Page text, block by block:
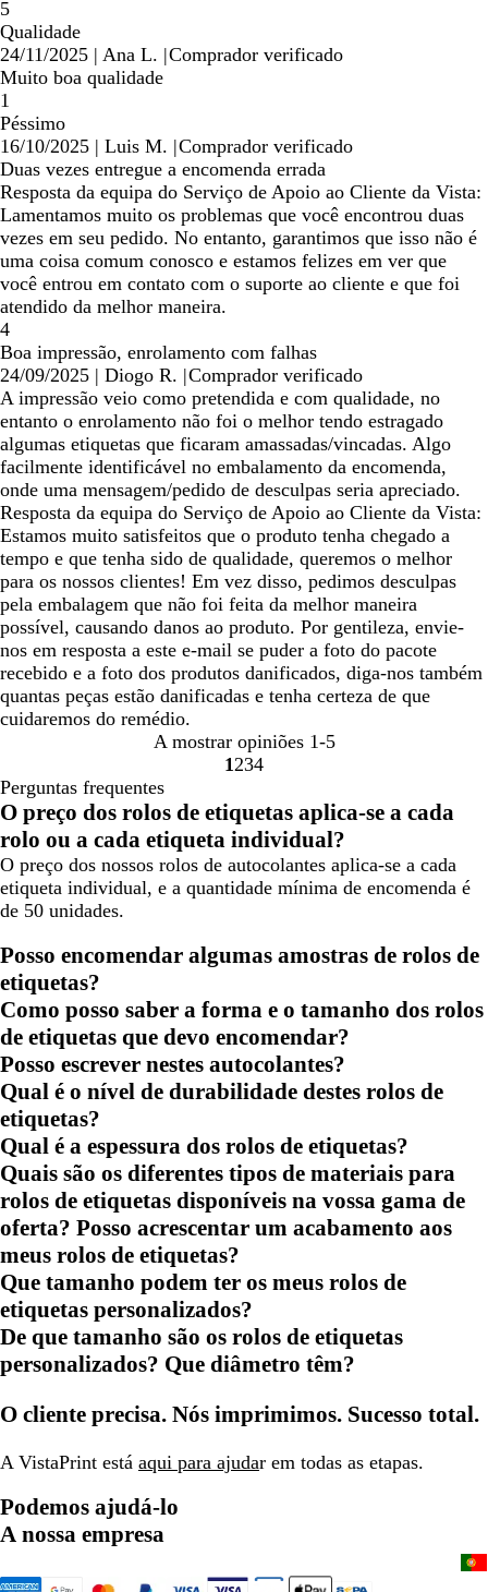
5
Qualidade
24/11/2025 | Ana L. |Comprador verificado
Muito boa qualidade
1
Péssimo
16/10/2025 | Luis M. |Comprador verificado
Duas vezes entregue a encomenda errada
Resposta da equipa do Serviço de Apoio ao Cliente da Vista:
Lamentamos muito os problemas que você encontrou duas
vezes em seu pedido. No entanto, garantimos que isso não é
uma coisa comum conosco e estamos felizes em ver que
você entrou em contato com o suporte ao cliente e que foi
atendido da melhor maneira.
4
Boa impressão, enrolamento com falhas
24/09/2025 | Diogo R. |Comprador verificado
A impressão veio como pretendida e com qualidade, no
entanto o enrolamento não foi o melhor tendo estragado
algumas etiquetas que ficaram amassadas/vincadas. Algo
facilmente identificável no embalamento da encomenda,
onde uma mensagem/pedido de desculpas seria apreciado.
Resposta da equipa do Serviço de Apoio ao Cliente da Vista:
Estamos muito satisfeitos que o produto tenha chegado a
tempo e que tenha sido de qualidade, queremos o melhor
para os nossos clientes! Em vez disso, pedimos desculpas
pela embalagem que não foi feita da melhor maneira
possível, causando danos ao produto. Por gentileza, envie-
nos em resposta a este e-mail se puder a foto do pacote
recebido e a foto dos produtos danificados, diga-nos também
quantas peças estão danificadas e tenha certeza de que
cuidaremos do remédio.
A mostrar opiniões 1-5
Ir
a
página
1 Ir
a
página
2 Ir
a
página
3Ir
a
página
4
Perguntas frequentes
O preço dos rolos de etiquetas aplica-se a cada
rolo ou a cada etiqueta individual?
O preço dos nossos rolos de autocolantes aplica-se a cada
etiqueta individual, e a quantidade mínima de encomenda é
de 50 unidades.
Posso encomendar algumas amostras de rolos de
etiquetas?
Como posso saber a forma e o tamanho dos rolos
de etiquetas que devo encomendar?
Posso escrever nestes autocolantes?
Qual é o nível de durabilidade destes rolos de
etiquetas?
Qual é a espessura dos rolos de etiquetas?
Quais são os diferentes tipos de materiais para
rolos de etiquetas disponíveis na vossa gama de
oferta? Posso acrescentar um acabamento aos
meus rolos de etiquetas?
Que tamanho podem ter os meus rolos de
etiquetas personalizados?
De que tamanho são os rolos de etiquetas
personalizados? Que diâmetro têm?
O cliente precisa. Nós imprimimos. Sucesso total.
A VistaPrint está aqui para ajudar em todas as etapas.
Podemos ajudá-lo
A nossa empresa